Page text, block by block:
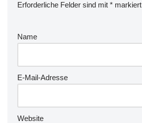
Erforderliche Felder sind mit * markiert
Name
E-Mail-Adresse
Website